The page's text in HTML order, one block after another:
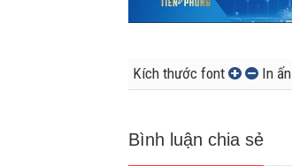
Kích thước font In ấn
Bình luận chia sẻ